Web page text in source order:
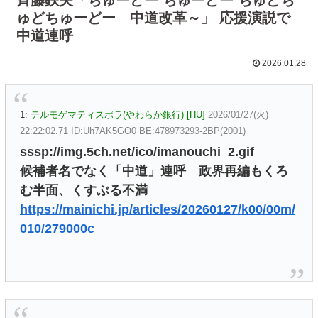
ゅどちゅーどー 中道改革～」 応援演説で
中道連呼
2026.01.28
1: テルモゲマティスポラ(やわらか銀行) [HU] 2026/01/27(火)
22:22:02.71 ID:Uh7AK5GO0 BE:478973293-2BP(2001)
sssp://img.5ch.net/ico/imanouchi_2.gif
候補者名でなく「中道」連呼 政界再編もくろ
む半面、くすぶる不満
https://mainichi.jp/articles/20260127/k00/00m/
010/279000c